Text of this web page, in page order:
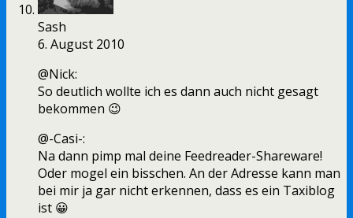
Sash
6. August 2010
@Nick:
So deutlich wollte ich es dann auch nicht gesagt
bekommen 😉
@-Casi-:
Na dann pimp mal deine Feedreader-Shareware!
Oder mogel ein bisschen. An der Adresse kann man
bei mir ja gar nicht erkennen, dass es ein Taxiblog
ist 😀